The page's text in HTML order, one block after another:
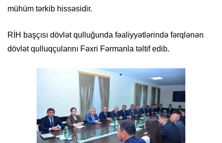
mühüm tərkib hissəsidir.
RİH başçısı dövlət qulluğunda fəaliyyətlərində fərqlənən
dövlət qulluqçularını Fəxri Fərmanla təltif edib.